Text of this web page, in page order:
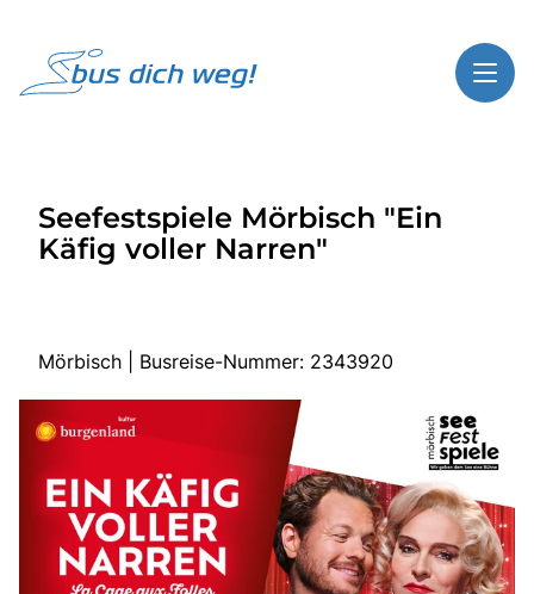
Highlights
Service
Start
Bus mieten
Gutscheinshop
Über bus dich weg!
Seefestspiele Mörbisch "Ein
Käfig voller Narren"
Mörbisch | Busreise-Nummer: 2343920